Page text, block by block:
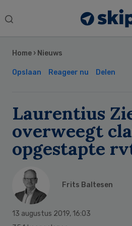
Search
Home › Nieuws
Opslaan Reageer nu Delen
Laurentius
overweegt
opgestapte
Frits Baltesen
13 augustus 2019, 16:03
Sidebar